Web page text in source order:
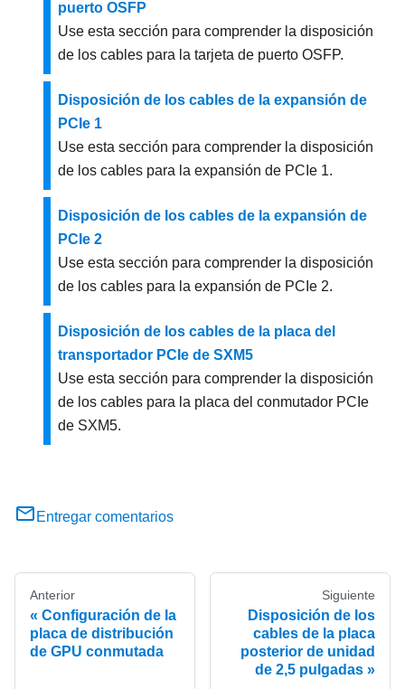
puerto OSFP
Use esta sección para comprender la disposición
de los cables para la tarjeta de puerto OSFP.
Disposición de los cables de la expansión de
PCIe 1
Use esta sección para comprender la disposición
de los cables para la expansión de PCIe 1.
Disposición de los cables de la expansión de
PCIe 2
Use esta sección para comprender la disposición
de los cables para la expansión de PCIe 2.
Disposición de los cables de la placa del
transportador PCIe de SXM5
Use esta sección para comprender la disposición
de los cables para la placa del conmutador PCIe
de SXM5.
Entregar comentarios
Anterior
Configuración de la
placa de distribución
de GPU conmutada
Siguiente
Disposición de los
cables de la placa
posterior de unidad
de 2,5 pulgadas